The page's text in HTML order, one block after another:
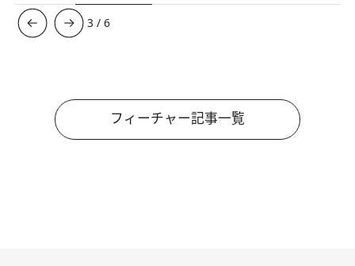
3 /6
フィーチャー記事一覧